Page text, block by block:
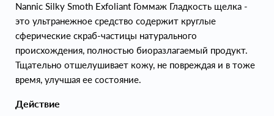
Nannic Silky Smoth Exfoliant Гоммаж Гладкость щелка -
это ультранежное средство содержит круглые
сферические скраб-частицы натурального
происхождения, полностью биоразлагаемый продукт.
Тщательно отшелушивает кожу, не повреждая и в тоже
время, улучшая ее состояние.
Действие